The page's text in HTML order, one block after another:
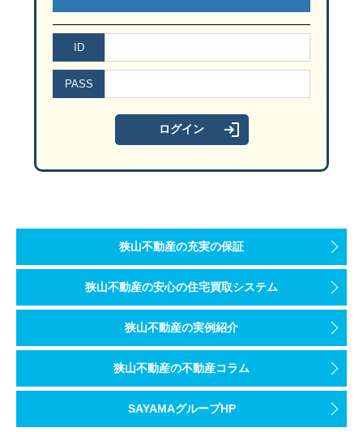
セミナーのお申込み・お問い合わせは
☎ ０４－２９５８－５８５１
ご参加お待ちしております。
ID
PASS
狭山不動産の充実の保証
狭山不動産の安心の住宅買取システム
狭山不動産の実例紹介
狭山不動産の不動産コラム
SAYAMAグループHP